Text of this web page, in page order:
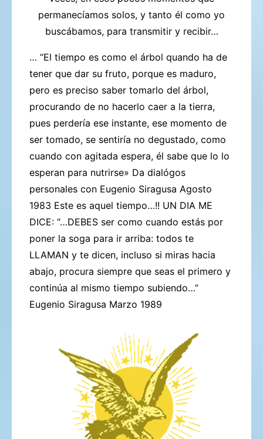
permanecíamos solos, y tanto él como yo
buscábamos, para transmitir y recibir…
… “El tiempo es como el árbol quando ha de
tener que dar su fruto, porque es maduro,
pero es preciso saber tomarlo del árbol,
procurando de no hacerlo caer a la tierra,
pues perdería ese instante, ese momento de
ser tomado, se sentiría no degustado, como
cuando con agitada espera, él sabe que lo lo
esperan para nutrirse» Da dialógos
personales con Eugenio Siragusa Agosto
1983 Este es aquel tiempo…!! UN DIA ME
DICE: “…DEBES ser como cuando estás por
poner la soga para ir arriba: todos te
LLAMAN y te dicen, incluso si miras hacia
abajo, procura siempre que seas el primero y
continúa al mismo tiempo subiendo…”
Eugenio Siragusa Marzo 1989